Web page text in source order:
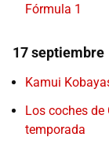
Fórmula 1
17 septiembre
Kamui
Los coches de
temporada